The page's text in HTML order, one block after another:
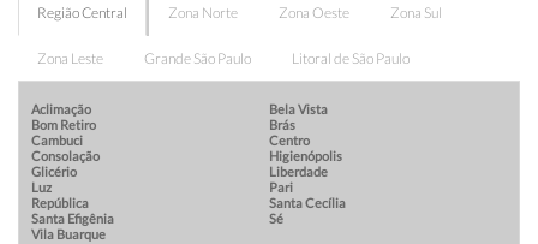
Região Central Zona Norte Zona Oeste Zona Sul
Zona Leste Grande São Paulo Litoral de São Paulo
Aclimação
Bela Vista
Bom Retiro
Brás
Cambuci
Centro
Consolação
Higienópolis
Glicério
Liberdade
Luz
Pari
República
Santa Cecília
Santa Efigênia
Sé
Vila Buarque